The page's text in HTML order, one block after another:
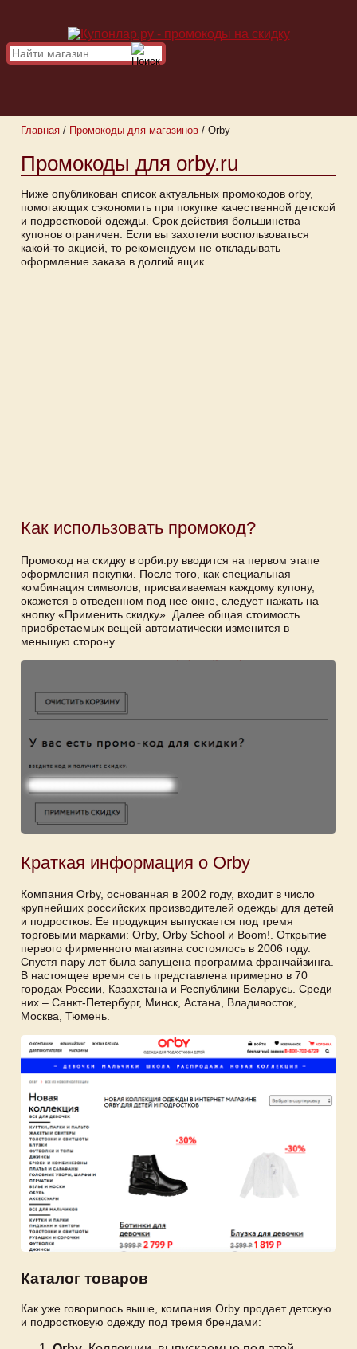
Главная / Промокоды для магазинов / Orby
Промокоды для orby.ru
Ниже опубликован список актуальных промокодов orby,
помогающих сэкономить при покупке качественной детской
и подростковой одежды. Срок действия большинства
купонов ограничен. Если вы захотели воспользоваться
какой-то акцией, то рекомендуем не откладывать
оформление заказа в долгий ящик.
Как использовать промокод?
Промокод на скидку в орби.ру вводится на первом этапе
оформления покупки. После того, как специальная
комбинация символов, присваиваемая каждому купону,
окажется в отведенном под нее окне, следует нажать на
кнопку «Применить скидку». Далее общая стоимость
приобретаемых вещей автоматически изменится в
меньшую сторону.
Краткая информация о Orby
Компания Orby, основанная в 2002 году, входит в число
крупнейших российских производителей одежды для детей
и подростков. Ее продукция выпускается под тремя
торговыми марками: Orby, Orby School и Boom!. Открытие
первого фирменного магазина состоялось в 2006 году.
Спустя пару лет была запущена программа франчайзинга.
В настоящее время сеть представлена примерно в 70
городах России, Казахстана и Республики Беларусь. Среди
них – Санкт-Петербург, Минск, Астана, Владивосток,
Москва, Тюмень.
Каталог товаров
Как уже говорилось выше, компания Orby продает детскую
и подростковую одежду под тремя брендами: